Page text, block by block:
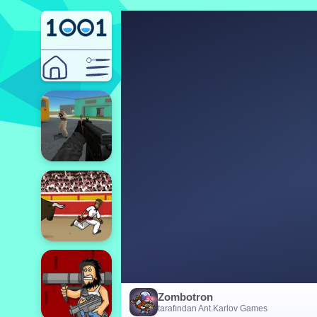
Zombotron
tarafından Ant.Karlov Games